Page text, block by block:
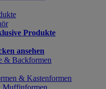
Produkte
ansehen
& Backformen
& Kastenformen
Muffinformen